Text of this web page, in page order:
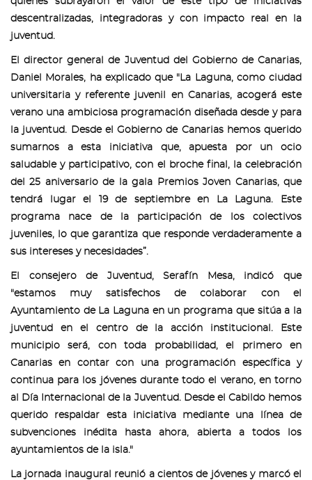
descentralizadas, integradoras y con impacto real en la
juventud.
El director general de Juventud del Gobierno de Canarias,
Daniel Morales, ha explicado que "La Laguna, como ciudad
universitaria y referente juvenil en Canarias, acogerá este
verano una ambiciosa programación diseñada desde y para
la juventud. Desde el Gobierno de Canarias hemos querido
sumarnos a esta iniciativa que, apuesta por un ocio
saludable y participativo, con el broche final, la celebración
del 25 aniversario de la gala Premios Joven Canarias, que
tendrá lugar el 19 de septiembre en La Laguna. Este
programa nace de la participación de los colectivos
juveniles, lo que garantiza que responde verdaderamente a
sus intereses y necesidades”.
El consejero de Juventud, Serafín Mesa, indicó que
"estamos muy satisfechos de colaborar con el
Ayuntamiento de La Laguna en un programa que sitúa a la
juventud en el centro de la acción institucional. Este
municipio será, con toda probabilidad, el primero en
Canarias en contar con una programación específica y
continua para los jóvenes durante todo el verano, en torno
al Día Internacional de la Juventud. Desde el Cabildo hemos
querido respaldar esta iniciativa mediante una línea de
subvenciones inédita hasta ahora, abierta a todos los
ayuntamientos de la isla."
La jornada inaugural reunió a cientos de jóvenes y marcó el